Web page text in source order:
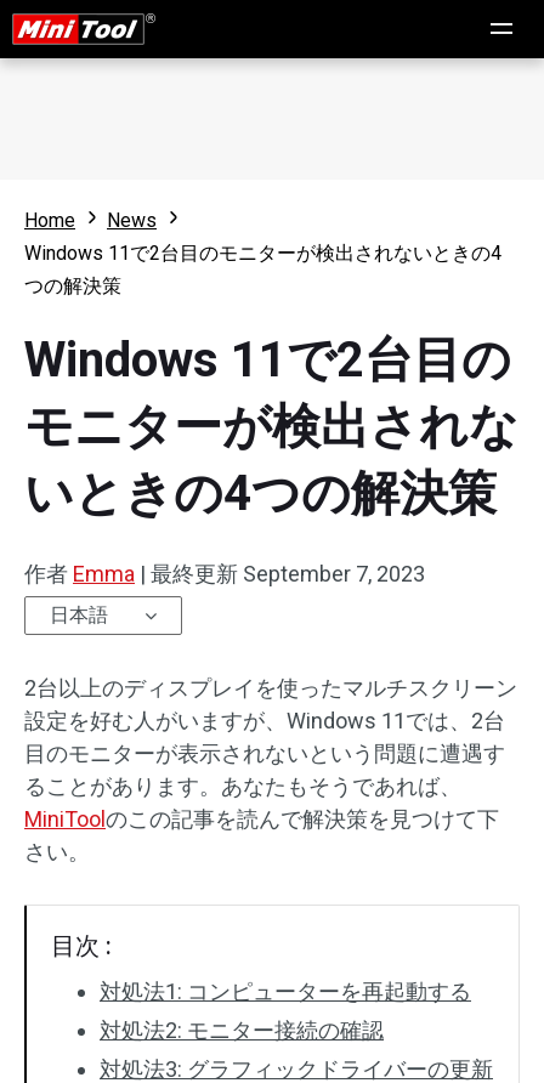
Home
News
Windows 11で2台目のモニターが検出されないときの4
つの解決策
Windows 11で2台目の
モニターが検出されな
いときの4つの解決策
作者 Emma | 最終更新 September 7, 2023
日本語
2台以上のディスプレイを使ったマルチスクリーン
設定を好む人がいますが、Windows 11では、2台
目のモニターが表示されないという問題に遭遇す
ることがあります。あなたもそうであれば、
MiniToolのこの記事を読んで解決策を見つけて下
さい。
目次 :
対処法1: コンピューターを再起動する
対処法2: モニター接続の確認
対処法3: グラフィックドライバーの更新